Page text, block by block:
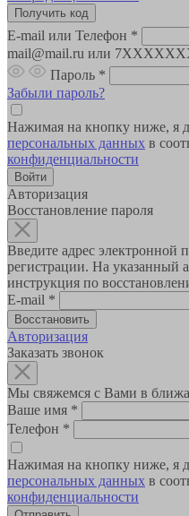
E-mail или Телефон *
mail@mail.ru или
Пароль *
Забыли пароль?
Нажимая на кнопку ниже, я
персональных данных в
конфиденциальности
Авторизация
Восстановление пароля
Введите адрес электронной
регистрации. На указанный
инструкция по
E-mail *
Авторизация
Заказать звонок
Мы свяжемся с Вами в
Ваше имя *
Телефон *
Нажимая на кнопку ниже, я
персональных данных в
конфиденциальности